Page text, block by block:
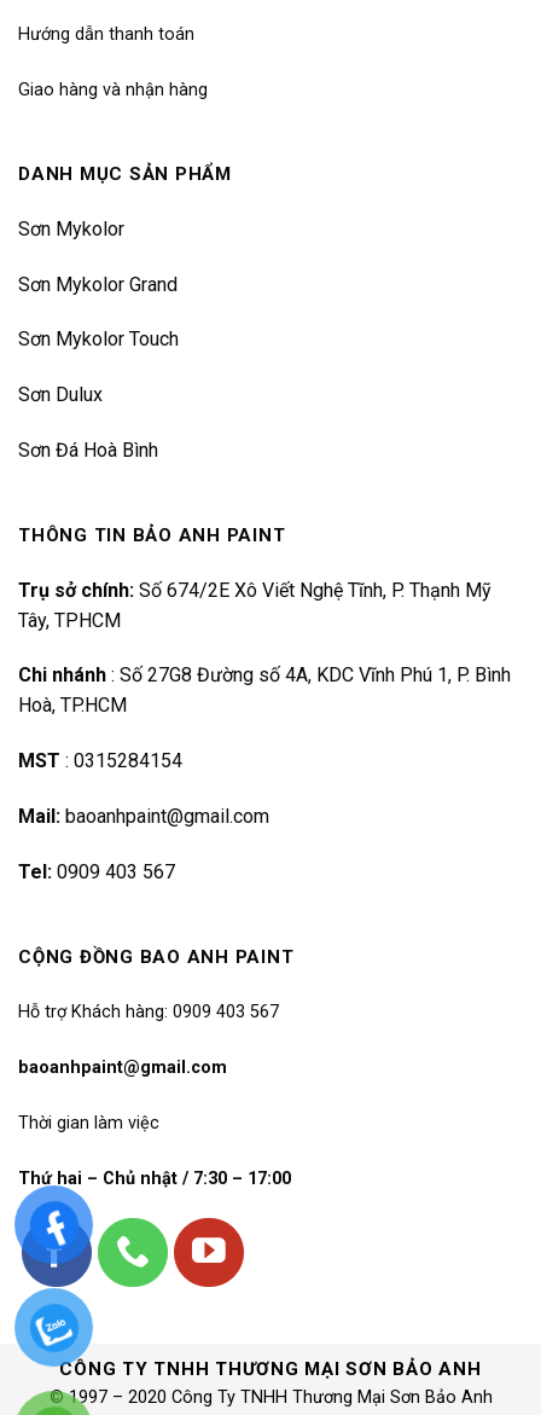
Hướng dẫn thanh toán
Giao hàng và nhận hàng
DANH MỤC SẢN PHẨM
Sơn Mykolor
Sơn Mykolor Grand
Sơn Mykolor Touch
Sơn Dulux
Sơn Đá Hoà Bình
THÔNG TIN BẢO ANH PAINT
Trụ sở chính: Số 674/2E Xô Viết Nghệ Tĩnh, P. Thạnh Mỹ
Tây, TPHCM
Chi nhánh : Số 27G8 Đường số 4A, KDC Vĩnh Phú 1, P. Bình
Hoà, TP.HCM
MST : 0315284154
Mail: baoanhpaint@gmail.com
Tel: 0909 403 567
CỘNG ĐỒNG BAO ANH PAINT
Hỗ trợ Khách hàng: 0909 403 567
baoanhpaint@gmail.com
Thời gian làm việc
Thứ hai – Chủ nhật / 7:30 – 17:00
CÔNG TY TNHH THƯƠNG MẠI SƠN BẢO ANH
© 1997 – 2020 Công Ty TNHH Thương Mại Sơn Bảo Anh